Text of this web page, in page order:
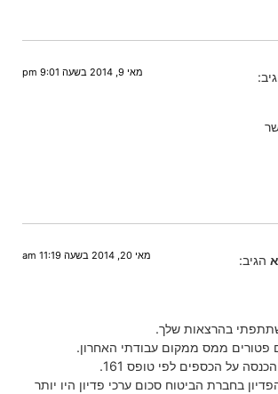
מאי 9, 2014 בשעה 9:01 pm
הגיב: מאי 20, 2014 בשעה 11:19 am
בהרצאות שלך.
פטורים ממס ממקום עבודתי האחרון.
על הכספים לפי טופס 161.
בחברת הביטוח סכום ערכי פדיון היו יותר